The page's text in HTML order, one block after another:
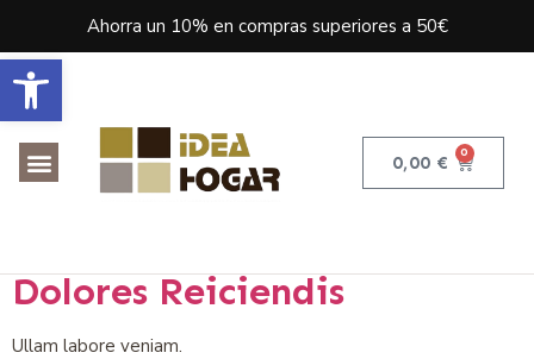
Abrir barra de herramientas
Ahorra un 10% en compras superiores a 50€
0,00 € 0
Praesentium Est
Dolores Reiciendis
Ullam labore veniam.